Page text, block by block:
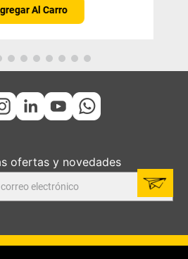
Al Carro
ofertas y novedades